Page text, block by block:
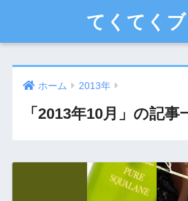
てくてく
ホーム 2013年
「2013年10月」の記事